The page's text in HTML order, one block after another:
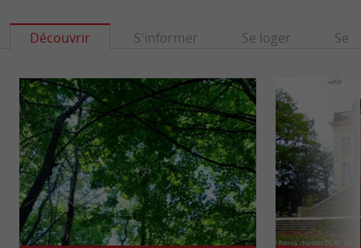
Découvrir S'informer Se loger Se